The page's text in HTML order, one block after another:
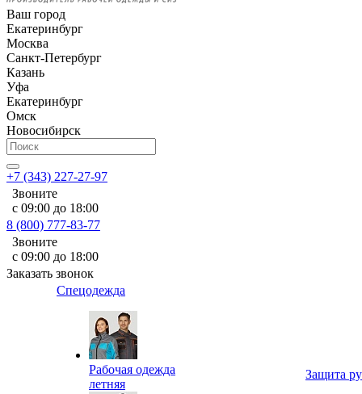
Ваш город
Екатеринбург
Москва
Санкт-Петербург
Казань
Уфа
Екатеринбург
Омск
Новосибирск
+7 (343) 227-27-97
Звоните
с 09:00 до 18:00
8 (800) 777-83-77
Звоните
с 09:00 до 18:00
Заказать звонок
Спецодежда
Рабочая одежда
летняя
Защита